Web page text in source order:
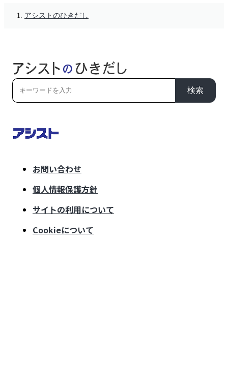
アシストのひきだし
検索
お問い合わせ
個人情報保護方針
サイトの利用について
Cookieについて